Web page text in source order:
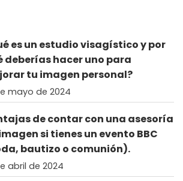
es un estudio visagístico y por
deberías hacer uno para
tu imagen personal?
mayo de 2024
de contar con una asesoría
si tienes un evento BBC
bautizo o comunión).
abril de 2024